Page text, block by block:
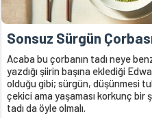
Sonsuz Sürgün
Acaba bu çorbanın tadı neye
yazdığı şiirin başına eklediği
olduğu gibi; sürgün, düşünmesi
çekici ama yaşaması korkunç bir
tadı da öyle olmalı.